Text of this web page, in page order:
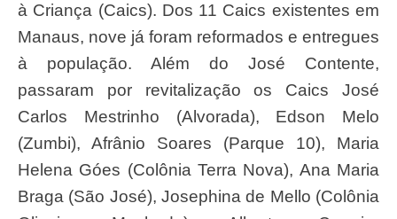
à Criança (Caics). Dos 11 Caics existentes em
Manaus, nove já foram reformados e entregues
à população. Além do José Contente,
passaram por revitalização os Caics José
Carlos Mestrinho (Alvorada), Edson Melo
(Zumbi), Afrânio Soares (Parque 10), Maria
Helena Góes (Colônia Terra Nova), Ana Maria
Braga (São José), Josephina de Mello (Colônia